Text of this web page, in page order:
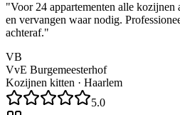
"Voor 24 appartementen alle kozijnen
en vervangen waar nodig.
achteraf."
VB
VvE Burgemeesterhof
Kozijnen kitten · Haarlem
5.0